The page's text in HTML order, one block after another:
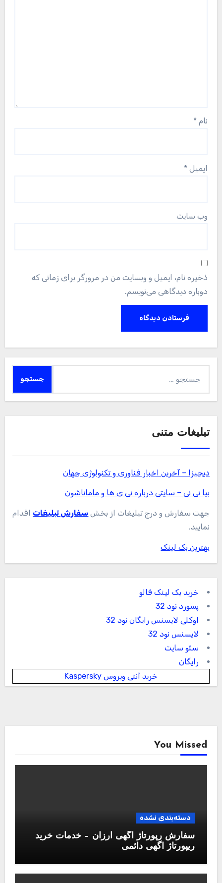
نام *
ایمیل *
وب‌ سایت
ذخیره نام، ایمیل و وبسایت من در مرورگر برای زمانی که
دوباره دیدگاهی می‌نویسم.
برای:
تبلیغات متنی
دیجیزا – آخرین اخبار فناوری و تکنولوژی جهان
بیا نی نی – سایتی درباره نی ی ها و ماماناشون
جهت سفارش و درج تبلیغات از بخش سفارش تبلیغات اقدام
نمایید.
بهترین بک لینک
خرید بک لینک فالو
پسورد نود 32
اوکلی لایسنس رایگان نود 32
لایسنس نود 32
سئو سایت
رایگان
خرید آنتی ویروس Kaspersky
You Missed
دسته‌بندی نشده
سفارش رپورتاژ آگهی ارزان – خدمات خرید
ریپورتاژ اگهی دائمی